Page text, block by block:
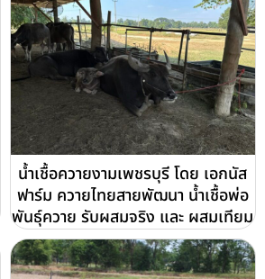
น้ำเชื้อควายงามเพชรบุรี โดย เอกนัส
ฟาร์ม ควายไทยสายพัฒนา น้ำเชื้อพ่อ
พันธุ์ควาย รับผสมจริง และ ผสมเทียม